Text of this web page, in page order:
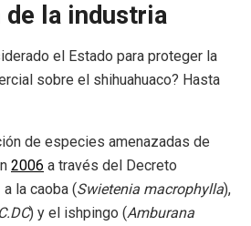
la industria
el Estado para proteger la
sobre el shihuahuaco? Hasta
de especies amenazadas de
2006 a través del Decreto
la caoba (Swietenia macrophylla),
) y el ishpingo (Amburana